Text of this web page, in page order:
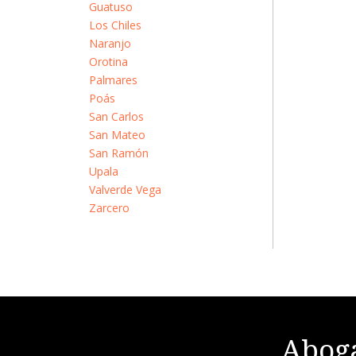
Guatuso
Los Chiles
Naranjo
Orotina
Palmares
Poás
San Carlos
San Mateo
San Ramón
Upala
Valverde Vega
Zarcero